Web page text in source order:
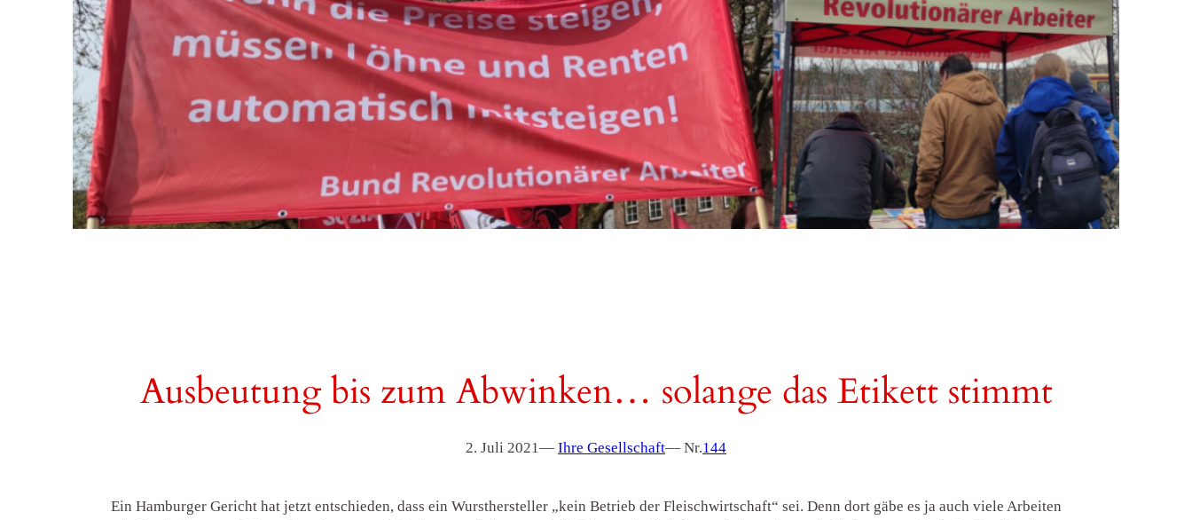
Ausbeutung bis zum Abwinken… solange das Etikett stimmt
2. Juli 2021— Ihre Gesellschaft— Nr.144
Ein Hamburger Gericht hat jetzt entschieden, dass ein Wursthersteller „kein Betrieb der Fleischwirtschaft“ sei. Denn dort gäbe es ja auch viele Arbeiten